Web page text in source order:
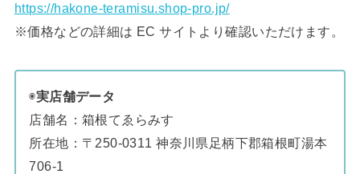
https://hakone-teramisu.shop-pro.jp/
※価格などの詳細は EC サイトより確認いただけます。
◉実店舗データ
店舗名：箱根てゑらみす
所在地：〒250-0311 神奈川県足柄下郡箱根町湯本
706-1